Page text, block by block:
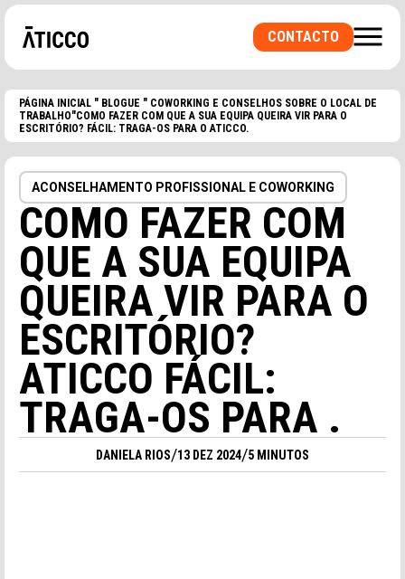
CONTACTO
PÁGINA INICIAL " BLOGUE " COWORKING E CONSELHOS SOBRE O LOCAL DE
TRABALHO"COMO FAZER COM QUE A SUA EQUIPA QUEIRA VIR PARA O
ESCRITÓRIO? FÁCIL: TRAGA-OS PARA O ATICCO.
ACONSELHAMENTO PROFISSIONAL E COWORKING
COMO FAZER COM
QUE A SUA EQUIPA
QUEIRA VIR PARA O
ESCRITÓRIO?
ATICCO FÁCIL:
TRAGA-OS PARA .
DANIELA RIOS/13 DEZ 2024/5 MINUTOS
PROCURA UM ESPAÇO DE COWORKING OU UM
ESCRITÓRIO PRIVADO? UMA SALA PARA
EVENTOS?